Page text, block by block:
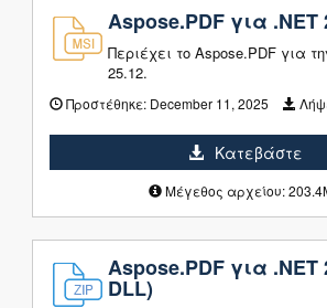
Aspose.PDF για .NET
Περιέχει το Aspose.PDF για
25.12.
Προστέθηκε: December 11, 2025
Κατεβάστε
Μέγεθος αρχείου:
Aspose.PDF για .NET
DLL)